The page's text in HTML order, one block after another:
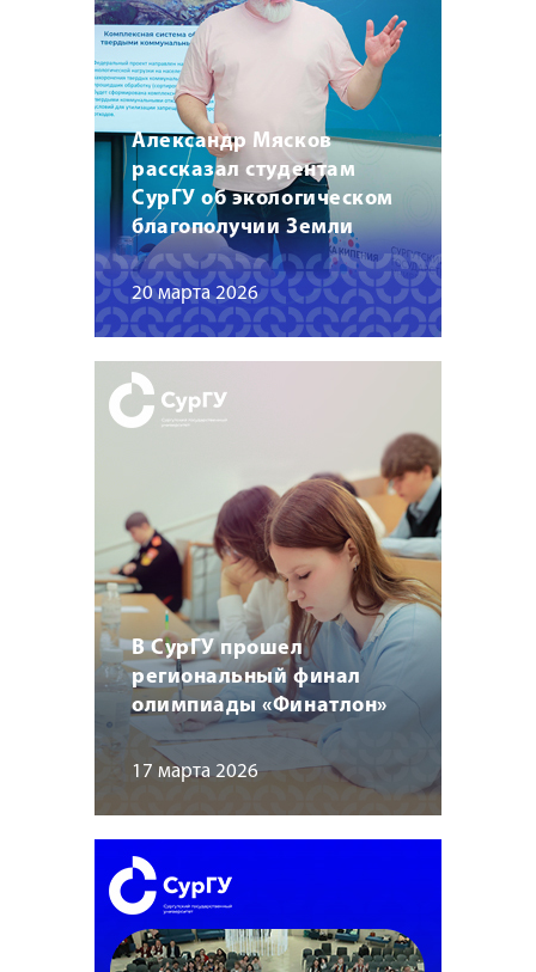
Александр Мясков
рассказал студентам
СурГУ об экологическом
благополучии Земли
20 марта 2026
В СурГУ прошел
региональный финал
олимпиады «Финатлон»
17 марта 2026